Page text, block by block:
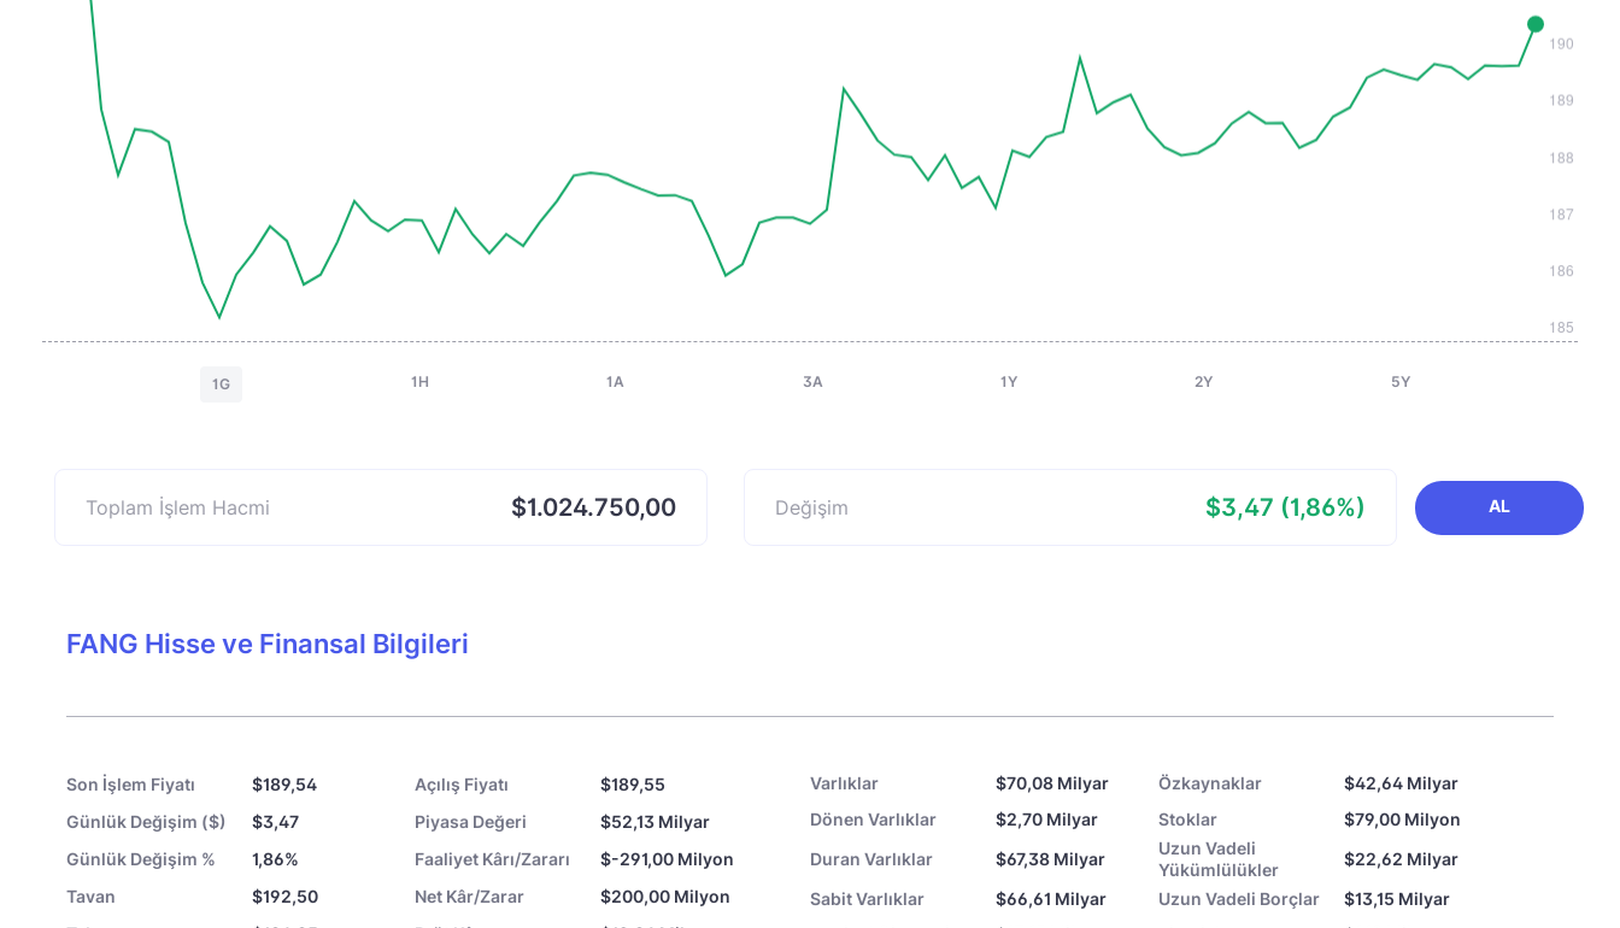
1G 1H 1A 3A 1Y 2Y 5Y
Toplam İşlem Hacmi $1.024.750,00 Değişim $3,47 (1,86%) AL
FANG Hisse ve Finansal Bilgileri
Son İşlem Fiyatı $189,54 Açılış Fiyatı
$189,55
Günlük Değişim ($)
$3,47 Piyasa Değeri
$52,13 Milyar
Günlük Değişim %
1,86% Faaliyet Kârı/Zararı
$-291,00 Milyon
Tavan
$192,50 Net Kâr/Zarar
$200,00 Milyon
Varlıklar $70,08 Milyar Özkaynaklar
$42,64 Milyar
Dönen Varlıklar
$2,70 Milyar Stoklar
$79,00 Milyon
Duran Varlıklar
$67,38 Milyar
Uzun Vadeli
Yükümlülükler
$22,62 Milyar
Sabit Varlıklar
$66,61 Milyar Uzun Vadeli Borçlar
$13,15 Milyar